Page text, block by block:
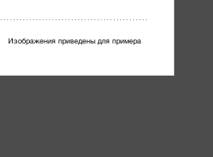
Изображения приведены для примера